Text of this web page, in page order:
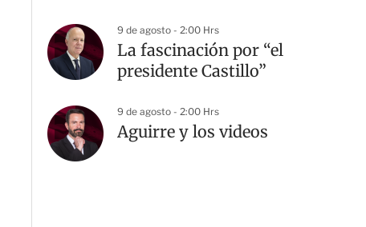
9 de agosto - 2:00 Hrs
La fascinación por “el
presidente Castillo”
9 de agosto - 2:00 Hrs
Aguirre y los videos